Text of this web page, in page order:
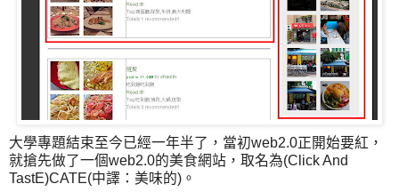
大學專題結束至今已經一年半了，當初web2.0正開始要紅，
就搶先做了一個web2.0的美食網站，取名為(Click And
TastE)CATE(中譯：美味的)。